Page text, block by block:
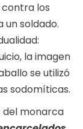
los
soldado.
la imagen
se utilizó
sodomíticas.
del monarca